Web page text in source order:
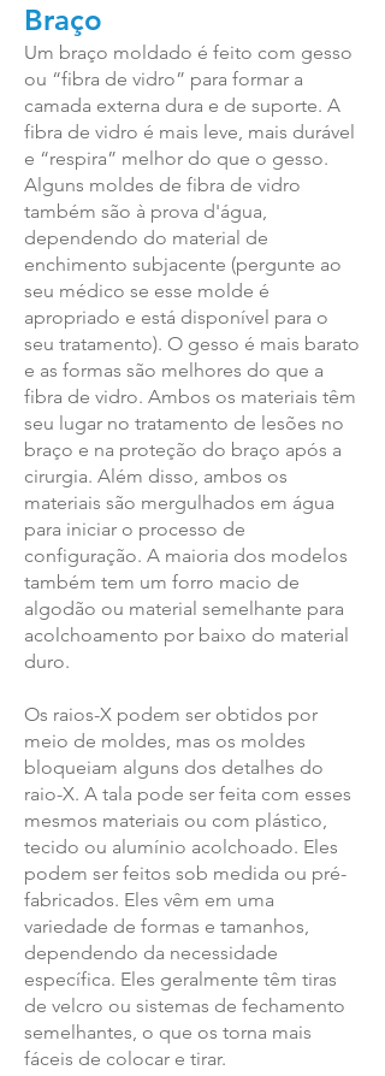
Braço
Um braço moldado é feito com gesso
ou “fibra de vidro” para formar a
camada externa dura e de suporte. A
fibra de vidro é mais leve, mais durável
e “respira” melhor do que o gesso.
Alguns moldes de fibra de vidro
também são à prova d'água,
dependendo do material de
enchimento subjacente (pergunte ao
seu médico se esse molde é
apropriado e está disponível para o
seu tratamento). O gesso é mais barato
e as formas são melhores do que a
fibra de vidro. Ambos os materiais têm
seu lugar no tratamento de lesões no
braço e na proteção do braço após a
cirurgia. Além disso, ambos os
materiais são mergulhados em água
para iniciar o processo de
configuração. A maioria dos modelos
também tem um forro macio de
algodão ou material semelhante para
acolchoamento por baixo do material
duro.
Os raios-X podem ser obtidos por
meio de moldes, mas os moldes
bloqueiam alguns dos detalhes do
raio-X. A tala pode ser feita com esses
mesmos materiais ou com plástico,
tecido ou alumínio acolchoado. Eles
podem ser feitos sob medida ou pré-
fabricados. Eles vêm em uma
variedade de formas e tamanhos,
dependendo da necessidade
específica. Eles geralmente têm tiras
de velcro ou sistemas de fechamento
semelhantes, o que os torna mais
fáceis de colocar e tirar.